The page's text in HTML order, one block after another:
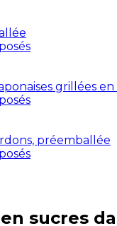
grillées en
préemballée
sucres